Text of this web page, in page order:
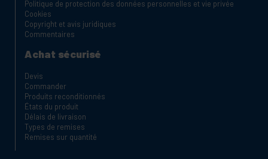
Politique de protection des données personnelles et vie privée
Cookies
Copyright et avis juridiques
Commentaires
Achat sécurisé
Devis
Commander
Produits reconditionnés
États du produit
Délais de livraison
Types de remises
Remises sur quantité